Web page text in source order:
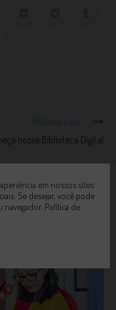
Próximo post
nossa Biblioteca Digital
em nossos sites
Se desejar, você pode
navegador. Política de